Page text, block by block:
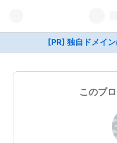
[PR] 独自ドメイ
このブ